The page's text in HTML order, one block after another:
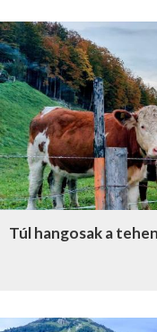
Túl hangosak a